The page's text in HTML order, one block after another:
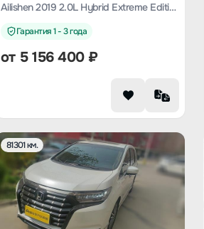
Ailishen 2019 2.0L Hybrid Extreme Edition
Гарантия 1 - 3 года
от 5 156 400₽
81301 км.